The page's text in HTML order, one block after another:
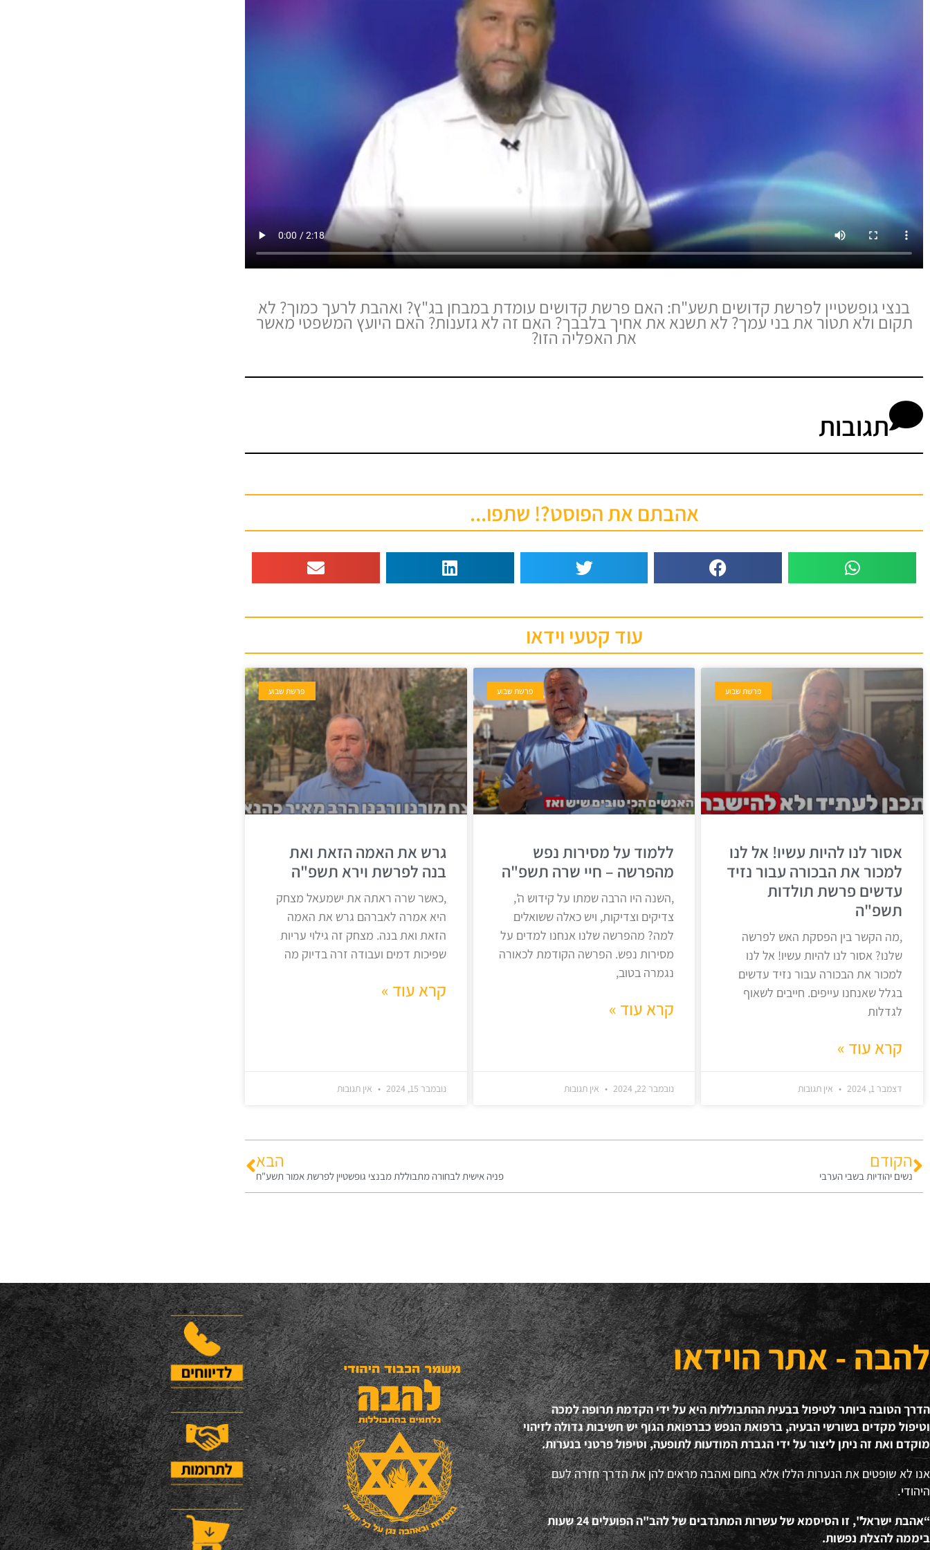
בנצי גופשטיין לפרשת קדושים תשע"ח: האם פרשת קדושים עומדת במבחן בג"ץ? ואהבת לרעך כמוך? לא
תקום ולא תטור את בני עמך? לא תשנא את אחיך בלבבך? האם זה לא גזענות? האם היועץ המשפטי מאשר
את האפליה הזו?
תגובות
אהבתם את הפוסט?! שתפו...
עוד קטעי וידאו
פרשת שבוע
אסור לנו להיות עשיו! אל לנו
למכור את הבכורה עבור נזיד
עדשים פרשת תולדות
תשפ"ה
,מה הקשר בין הפסקת האש לפרשה
שלנו? אסור לנו להיות עשיו! אל לנו
למכור את הבכורה עבור נזיד עדשים
בגלל שאנחנו עייפים. חייבים לשאוף
לגדלות
קרא עוד »
דצמבר 1, 2024 אין תגובות
פרשת שבוע
ללמוד על מסירות נפש
מהפרשה – חיי שרה תשפ"ה
,השנה היו הרבה שמתו על קידוש ה',
צדיקים וצדיקות, ויש כאלה ששואלים
למה? מהפרשה שלנו אנחנו למדים על
מסירות נפש. הפרשה הקודמת לכאורה
נגמרה בטוב,
קרא עוד »
נובמבר 22, 2024 אין תגובות
פרשת שבוע
גרש את האמה הזאת ואת
בנה לפרשת וירא תשפ"ה
,כאשר שרה ראתה את ישמעאל מצחק
היא אמרה לאברהם גרש את האמה
הזאת ואת בנה. מצחק זה גילוי עריות
שפיכות דמים ועבודה זרה בדיוק מה
קרא עוד »
נובמבר 15, 2024 אין תגובות
הקודם
נשים יהודיות בשבי הערבי
הבא
פניה אישית לבחורה מתבוללת מבנצי גופשטיין לפרשת אמור תשע"ח
להבה - אתר הוידאו
הדרך הטובה ביותר לטיפול בבעית ההתבוללות היא על ידי הקדמת תרופה למכה
וטיפול מקדים בשורשי הבעיה, ברפואת הנפש כברפואת הגוף יש חשיבות גדולה לזיהוי
מוקדם ואת זה ניתן ליצור על ידי הגברת המודעות לתופעה, וטיפול פרטני בנערות.
אנו לא שופטים את הנערות הללו אלא בחום ואהבה מראים להן את הדרך חזרה לעם
היהודי.
“אהבת ישראל", זו הסיסמא של עשרות המתנדבים של להב"ה הפועלים 24 שעות
ביממה להצלת נפשות.